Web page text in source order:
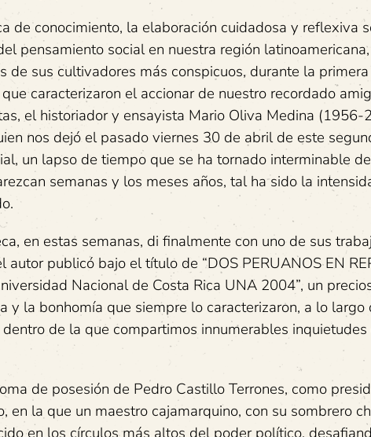
de conocimiento, la elaboración cuidadosa y reflexiva
pensamiento social en nuestra región
de sus cultivadores más conspicuos, durante la
caracterizaron el accionar de nuestro recordado
el historiador y ensayista Mario Oliva Medina
nos dejó el pasado viernes 30 de abril de este
un lapso de tiempo que se ha tornado interminable
semanas y los meses años, tal ha sido la
en estas semanas, di finalmente con uno de sus
publicó bajo el título de “DOS PERUANOS EN
Nacional de Costa Rica UNA 2004”, un
y la bonhomía que siempre lo caracterizaron, a lo
de la que compartimos innumerables
de posesión de Pedro Castillo Terrones, como
en la que un maestro cajamarquino, con su sombrero